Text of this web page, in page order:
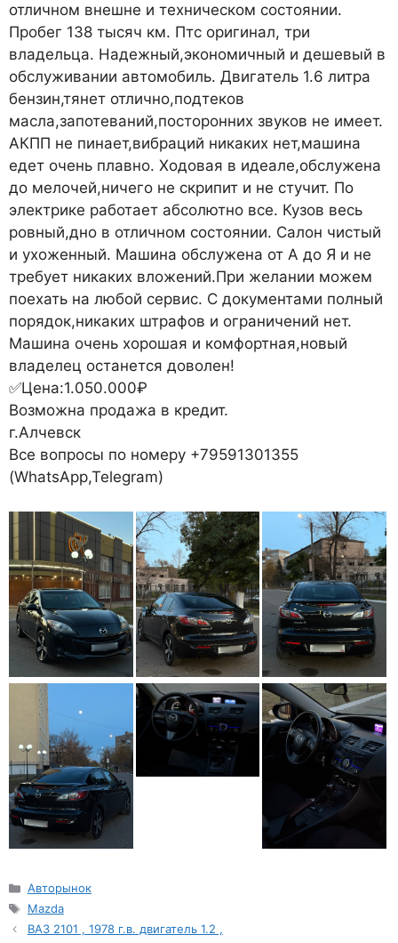
отличном внешне и техническом состоянии.
Пробег 138 тысяч км. Птс оригинал, три
владельца. Надежный,экономичный и дешевый в
обслуживании автомобиль. Двигатель 1.6 литра
бензин,тянет отлично,подтеков
масла,запотеваний,посторонних звуков не имеет.
АКПП не пинает,вибраций никаких нет,машина
едет очень плавно. Ходовая в идеале,обслужена
до мелочей,ничего не скрипит и не стучит. По
электрике работает абсолютно все. Кузов весь
ровный,дно в отличном состоянии. Салон чистый
и ухоженный. Машина обслужена от А до Я и не
требует никаких вложений.При желании можем
поехать на любой сервис. С документами полный
порядок,никаких штрафов и ограничений нет.
Машина очень хорошая и комфортная,новый
владелец останется доволен!
✅Цена:1.050.000₽
Возможна продажа в кредит.
г.Алчевск
Все вопросы по номеру +79591301355
(WhatsApp,Telegram)
Рубрики
Авторынок
Метки
Mazda
ВАЗ 2101 , 1978 г.в. двигатель 1.2 ,